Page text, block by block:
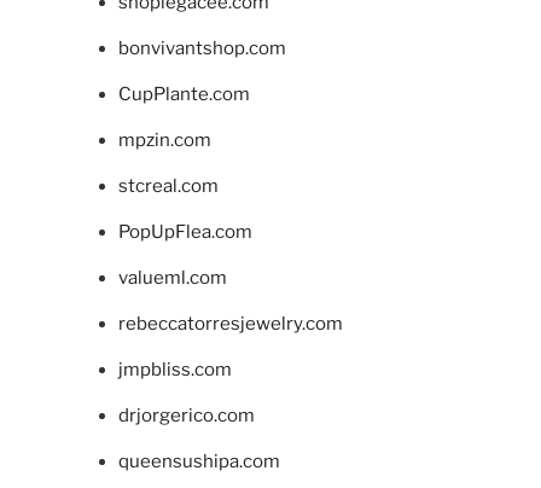
bonvivantshop.com
CupPlante.com
mpzin.com
stcreal.com
PopUpFlea.com
valueml.com
rebeccatorresjewelry.com
jmpbliss.com
drjorgerico.com
queensushipa.com